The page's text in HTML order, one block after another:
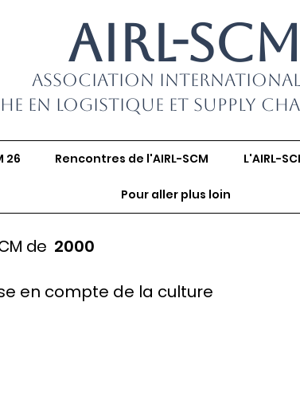
AIRL-SCM
Association
en Logistique et Supply
26 Rencontres de l'AIRL-SCM L'AIRL-
Pour aller plus loin
de 2000
en compte de la culture